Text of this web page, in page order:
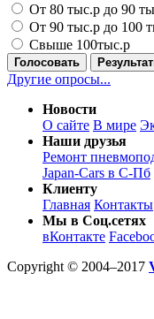
От 80 тыс.р до 90
От 90 тыс.р до 100
Свыше 100тыс.р
Голосовать
Другие опросы...
Новости
О сайте В мире
Наши друзья
Ремонт
Japan-Cars в С-Пб
Клиенту
Главная Контакты
Мы в Соц.сетях
вКонтакте
Copyright © 2004–2017